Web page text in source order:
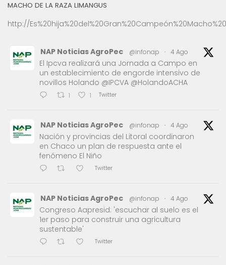
MACHO DE LA RAZA LIMANGUS
http://
NAP Noticias AgroPec @infonap · 4 Ago
El Ipcva realizará una Jornada a Campo en
un establecimiento de engorde intensivo de
novillos Holando @IPCVA @HolandoACHA
1 1 Twitter
NAP Noticias AgroPec @infonap · 4 Ago
Nación y provincias del Litoral coordinaron
en Chaco un plan de respuesta ante el
fenómeno El Niño
Twitter
NAP Noticias AgroPec @infonap · 4 Ago
Congreso Aapresid: 'escuchar al suelo es el
1er paso para construir una agricultura
sustentable'
Twitter